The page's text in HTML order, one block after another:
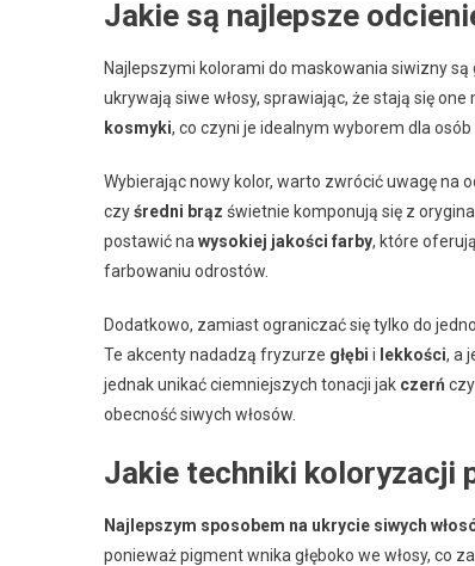
Jakie są najlepsze
Najlepszymi kolorami do maskowania siwizny są
ukrywają siwe włosy, sprawiając, że stają się
kosmyki, co czyni je idealnym wyborem dla
Wybierając nowy kolor, warto zwrócić uwagę na
czyśredni brąz świetnie komponują się z
postawić na wysokiej jakości farby, które
farbowaniu odrostów.
Dodatkowo, zamiast ograniczać się tylko do
Te akcenty nadadzą fryzurze głębi i lekkości, a
jednak unikać ciemniejszych tonacji jak czerń czy
obecność siwych włosów.
Jakie techniki koloryzacji
Najlepszym sposobem na ukrycie siwych
ponieważ pigment wnika głęboko we włosy, co